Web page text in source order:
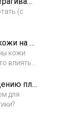
(с
Влияет ли толщина кожи на результат ринопластики?
кожи
влиять
Показания к проведению пластической операции
для